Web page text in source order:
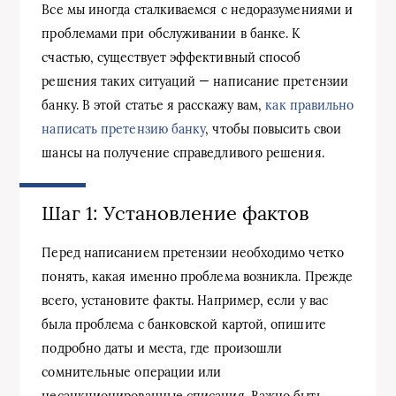
Все мы иногда сталкиваемся с недоразумениями и
проблемами при обслуживании в банке. К
счастью, существует эффективный способ
решения таких ситуаций — написание претензии
банку. В этой статье я расскажу вам,как правильно
написать претензию банку, чтобы повысить свои
шансы на получение справедливого решения.
Шаг 1: Установление фактов
Перед написанием претензии необходимо четко
понять, какая именно проблема возникла. Прежде
всего, установите факты. Например, если у вас
была проблема с банковской картой, опишите
подробно даты и места, где произошли
сомнительные операции или